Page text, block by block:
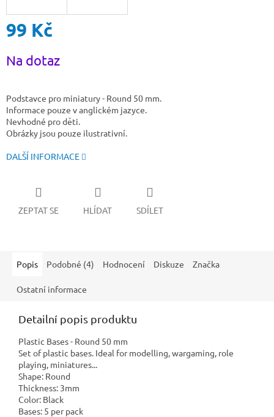
99 Kč
cena:
Na dotaz
Podstavce pro miniatury - Round 50 mm.
Informace pouze v anglickém jazyce.
Nevhodné pro děti.
Obrázky jsou pouze ilustrativní.
DALŠÍ INFORMACE
ZEPTAT SE HLÍDAT SDÍLET
Popis Podobné (4) Hodnocení Diskuze Značka
Ostatní informace
Detailní popis produktu
Plastic Bases - Round 50 mm
Set of plastic bases. Ideal for modelling, wargaming, role
playing, miniatures...
Shape: Round
Thickness: 3mm
Color: Black
Bases: 5 per pack